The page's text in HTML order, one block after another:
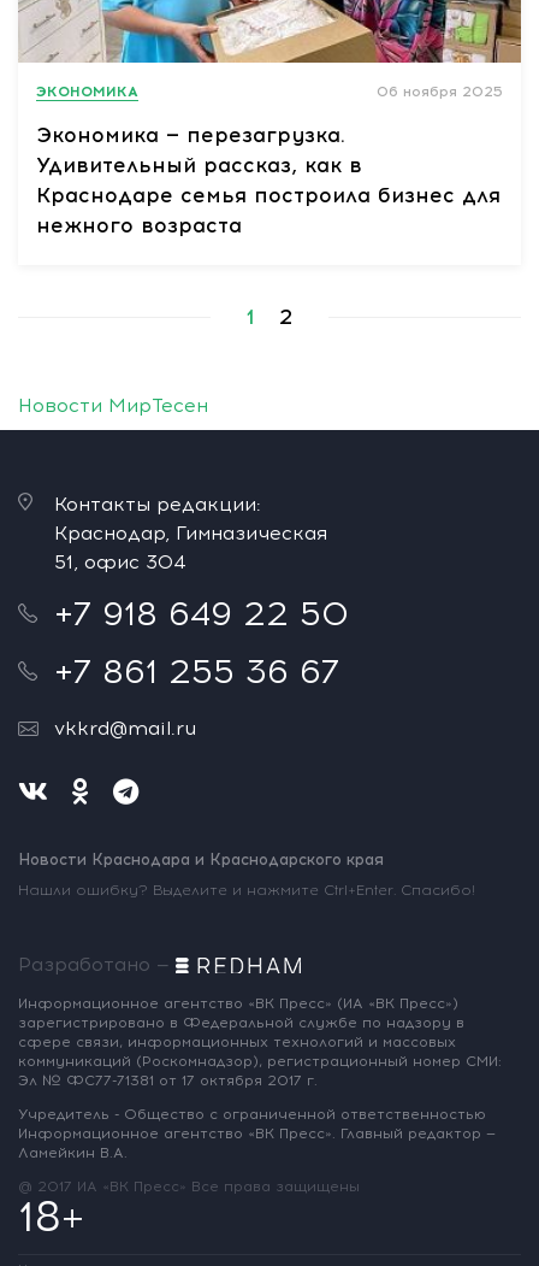
ЭКОНОМИКА 06 ноября 2025
Экономика — перезагрузка.
Удивительный рассказ, как в
Краснодаре семья построила бизнес для
нежного возраста
1 2
Новости МирТесен
Контакты редакции:
Краснодар, Гимназическая
51, офис 304
+7 918 649 22 50
+7 861 255 36 67
vkkrd@mail.ru
Новости Краснодара и Краснодарского края
Нашли ошибку? Выделите и нажмите Ctrl+Enter. Спасибо!
Разработано —
Информационное агентство «ВК Пресс» (ИА «ВК Пресс»)
зарегистрировано в Федеральной службе по надзору в
сфере связи, информационных технологий и массовых
коммуникаций (Роскомнадзор), регистрационный номер СМИ:
Эл № ФС77-71381 от 17 октября 2017 г.
Учредитель - Общество с ограниченной ответственностью
Информационное агентство «ВК Пресс».
Главный редактор —
Ламейкин В.А.
@ 2017 ИА «ВК Пресс» Все права защищены
18+